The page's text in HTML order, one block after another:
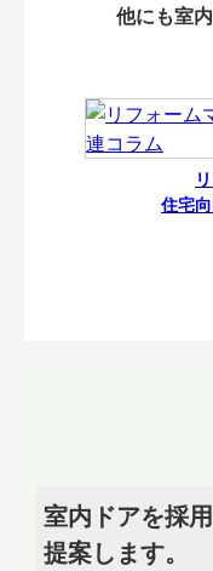
他にも室
住宅
室内ドアを採
提案します。